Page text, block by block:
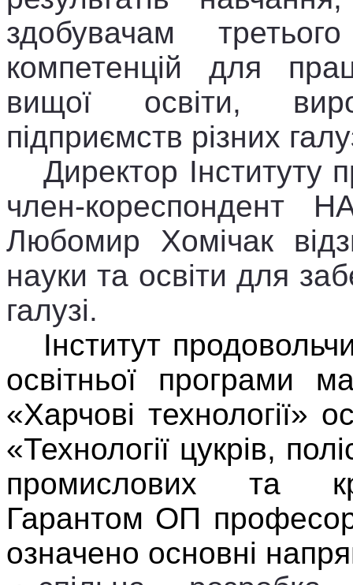
здобувачам
компетенцій для
вищої освіти,
підприємств різних
Директор Інституту
член-кореспондент
Любомир Хомічак
науки та освіти для
галузі.
Інститут
освітньої програми
«Харчові технології»
«Технології цукрів,
промислових та
Гарантом ОП
означено основні